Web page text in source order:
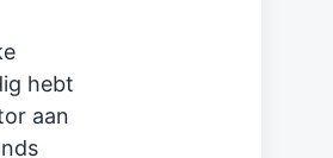
hebt
aan